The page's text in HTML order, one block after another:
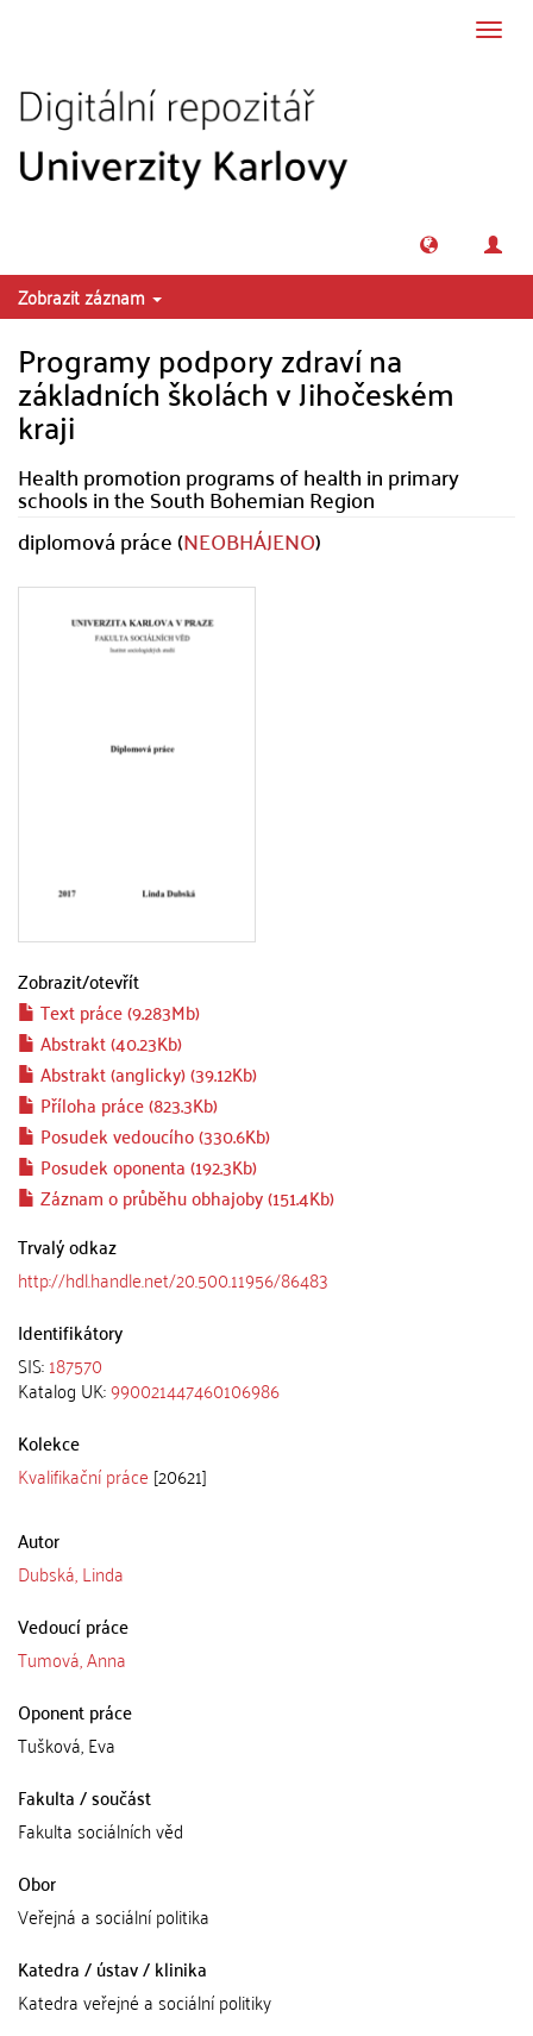
Zobrazit záznam
Programy podpory zdraví na
základních školách v Jihočeském
kraji
Health promotion programs of health in primary
schools in the South Bohemian Region
diplomová práce (NEOBHÁJENO)
Zobrazit/otevřít
Text práce (9.283Mb)
Abstrakt (40.23Kb)
Abstrakt (anglicky) (39.12Kb)
Příloha práce (823.3Kb)
Posudek vedoucího (330.6Kb)
Posudek oponenta (192.3Kb)
Záznam o průběhu obhajoby (151.4Kb)
Trvalý odkaz
http://hdl.handle.net/20.500.11956/86483
Identifikátory
SIS:187570
Katalog UK:990021447460106986
Kolekce
Kvalifikační práce [20621]
Autor
Dubská, Linda
Vedoucí práce
Tumová, Anna
Oponent práce
Tušková, Eva
Fakulta / součást
Fakulta sociálních věd
Obor
Veřejná a sociální politika
Katedra / ústav / klinika
Katedra veřejné a sociální politiky